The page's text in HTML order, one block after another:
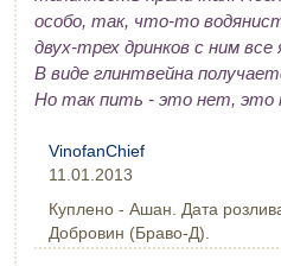
особо, так, что-то
двух-трех дринков с ним
В виде глинтвейна
Но так пить - это нет, это
VinofanChief
11.01.2013
Куплено - Ашан. Дата
Добровин (Браво-Д).